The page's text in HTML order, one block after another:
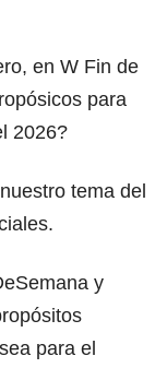
en W Fin de
para
2026?
tema del
y
para el